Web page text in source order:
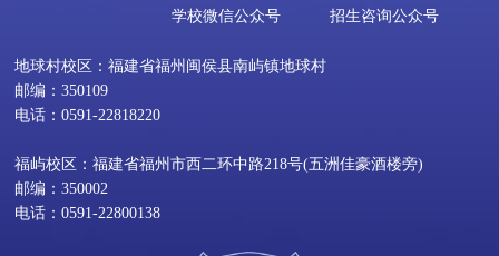
学校微信公众号 招生咨询公众号
地球村校区：福建省福州闽侯县南屿镇地球村
邮编：350109
电话：0591-22818220
福屿校区：福建省福州市西二环中路218号(五洲佳豪酒楼旁)
邮编：350002
电话：0591-22800138